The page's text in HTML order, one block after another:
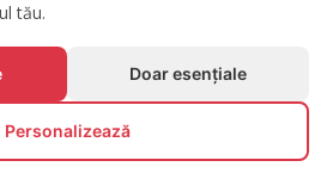
rezervate EVENTBOOK SRL.
tău.
Doar esențiale
Personalizează